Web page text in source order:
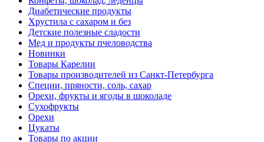
Диабетические продукты
Хрустила с сахаром и без
Детские полезные сладости
Мед и продукты пчеловодства
Новинки
Товары Карелии
Товары производителей из Санкт-Петербурга
Специи, пряности, соль, сахар
Орехи, фрукты и ягоды в шоколаде
Сухофрукты
Орехи
Цукаты
Товары по акции